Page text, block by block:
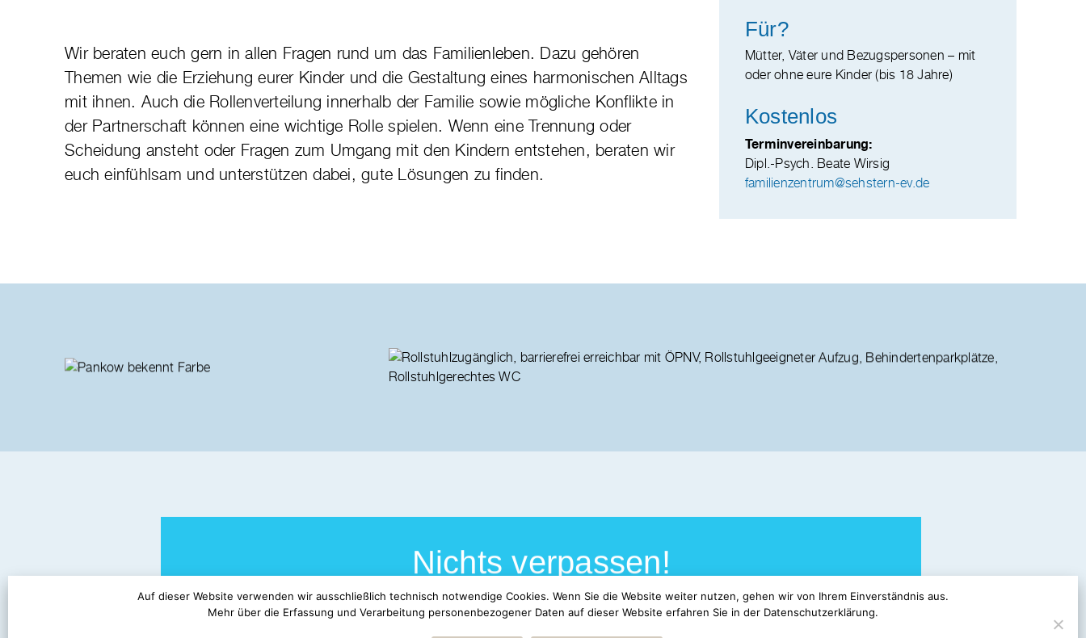
Wir beraten euch gern in allen Fragen rund um das Familienleben. Dazu gehören
Themen wie die Erziehung eurer Kinder und die Gestaltung eines harmonischen Alltags
mit ihnen. Auch die Rollenverteilung innerhalb der Familie sowie mögliche Konflikte in
der Partnerschaft können eine wichtige Rolle spielen. Wenn eine Trennung oder
Scheidung ansteht oder Fragen zum Umgang mit den Kindern entstehen, beraten wir
euch einfühlsam und unterstützen dabei, gute Lösungen zu finden.
Für?
Mütter, Väter und Bezugspersonen – mit
oder ohne eure Kinder (bis 18 Jahre)
Kostenlos
Terminvereinbarung:
Dipl.-Psych. Beate Wirsig
familienzentrum@sehstern-ev.de
Nichts verpassen!
Abonniere unseren Newsletter und erhalte die neuesten Informationen bequem per E-Mail.
Auf dieser Website verwenden wir ausschließlich technisch notwendige Cookies. Wenn Sie die Website weiter nutzen, gehen wir von Ihrem Einverständnis aus.
Mehr über die Erfassung und Verarbeitung personenbezogener Daten auf dieser Website erfahren Sie in der Datenschutzerklärung.